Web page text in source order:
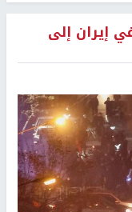
إيران إلى